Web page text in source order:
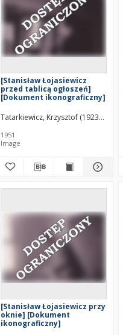
[Stanisław Łojasiewicz
przed tablicą ogłoszeń]
[Dokument ikonograficzny]
Tatarkiewicz, Krzysztof (1923–2011)
1951
Image
[Stanisław Łojasiewicz przy
oknie] [Dokument
ikonograficzny]